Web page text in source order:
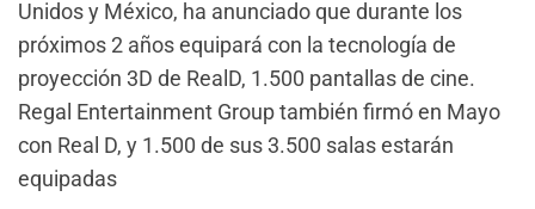
Unidos y México, ha anunciado que durante los
próximos 2 años equipará con la tecnología de
proyección 3D de RealD, 1.500 pantallas de cine.
Regal Entertainment Group también firmó en Mayo
con Real D, y 1.500 de sus 3.500 salas estarán
equipadas